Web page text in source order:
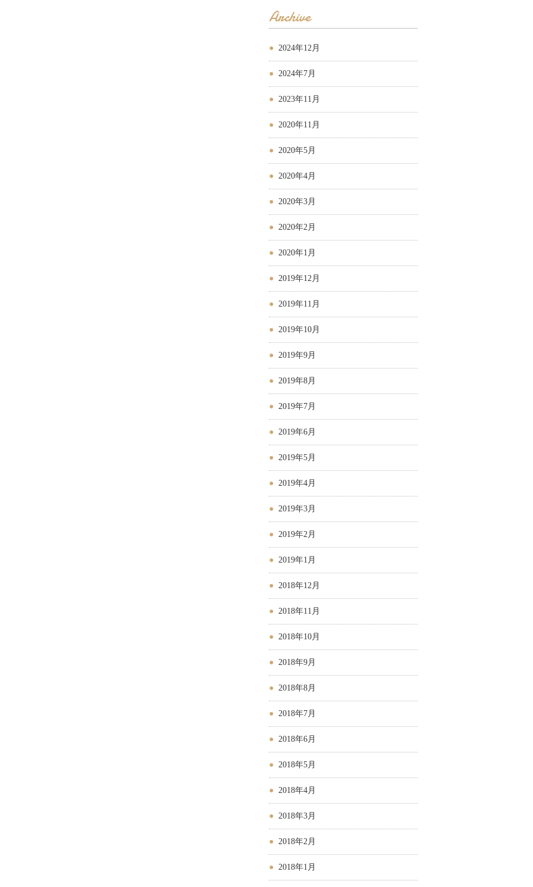
Archive
2024年12月
2024年7月
2023年11月
2020年11月
2020年5月
2020年4月
2020年3月
2020年2月
2020年1月
2019年12月
2019年11月
2019年10月
2019年9月
2019年8月
2019年7月
2019年6月
2019年5月
2019年4月
2019年3月
2019年2月
2019年1月
2018年12月
2018年11月
2018年10月
2018年9月
2018年8月
2018年7月
2018年6月
2018年5月
2018年4月
2018年3月
2018年2月
2018年1月